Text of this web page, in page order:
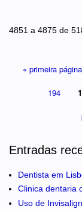
4851 a 4875 de
« primeira página
194
Entradas
Dentista em
Clinica dentaria
Uso de